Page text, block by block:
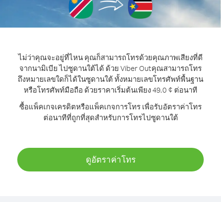
ไม่ว่าคุณจะอยู่ที่ไหน คุณก็สามารถโทรด้วยคุณภาพเสียงที่ดี
จากนามิเบีย ไปซูดานใต้ได้ ด้วย Viber Outคุณสามารถโทร
ถึงหมายเลขใดก็ได้ในซูดานใต้ ทั้งหมายเลขโทรศัพท์พื้นฐาน
หรือโทรศัพท์มือถือ ด้วยราคาเริ่มต้นเพียง 49.0 ¢ ต่อนาที
ซื้อแพ็คเกจเครดิตหรือแพ็คเกจการโทร เพื่อรับอัตราค่าโทร
ต่อนาทีที่ถูกที่สุดสำหรับการโทรไปซูดานใต้
ดูอัตราค่าโทร